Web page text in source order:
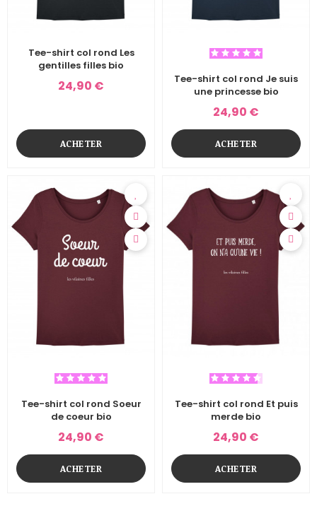
Tee-shirt col rond Les
gentilles filles bio
24,90 €
ACHETER
Tee-shirt col rond Je suis
une princesse bio
24,90 €
ACHETER
Tee-shirt col rond Soeur
de coeur bio
24,90 €
ACHETER
Tee-shirt col rond Et puis
merde bio
24,90 €
ACHETER